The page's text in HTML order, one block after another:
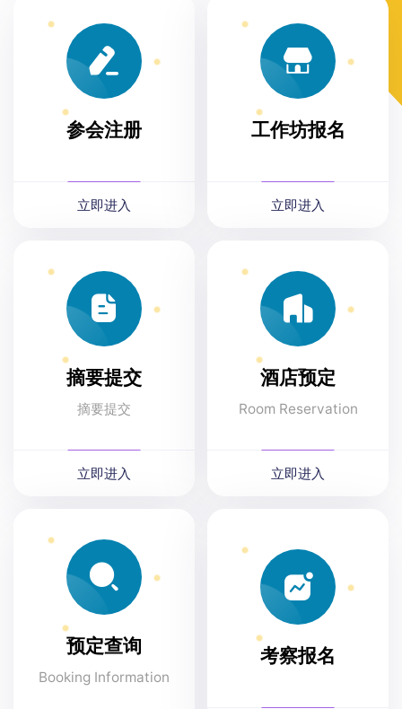
参会注册
立即进入
工作坊报名
立即进入
摘要提交
摘要提交
立即进入
酒店预定
Room Reservation
立即进入
预定查询
Booking Information
考察报名